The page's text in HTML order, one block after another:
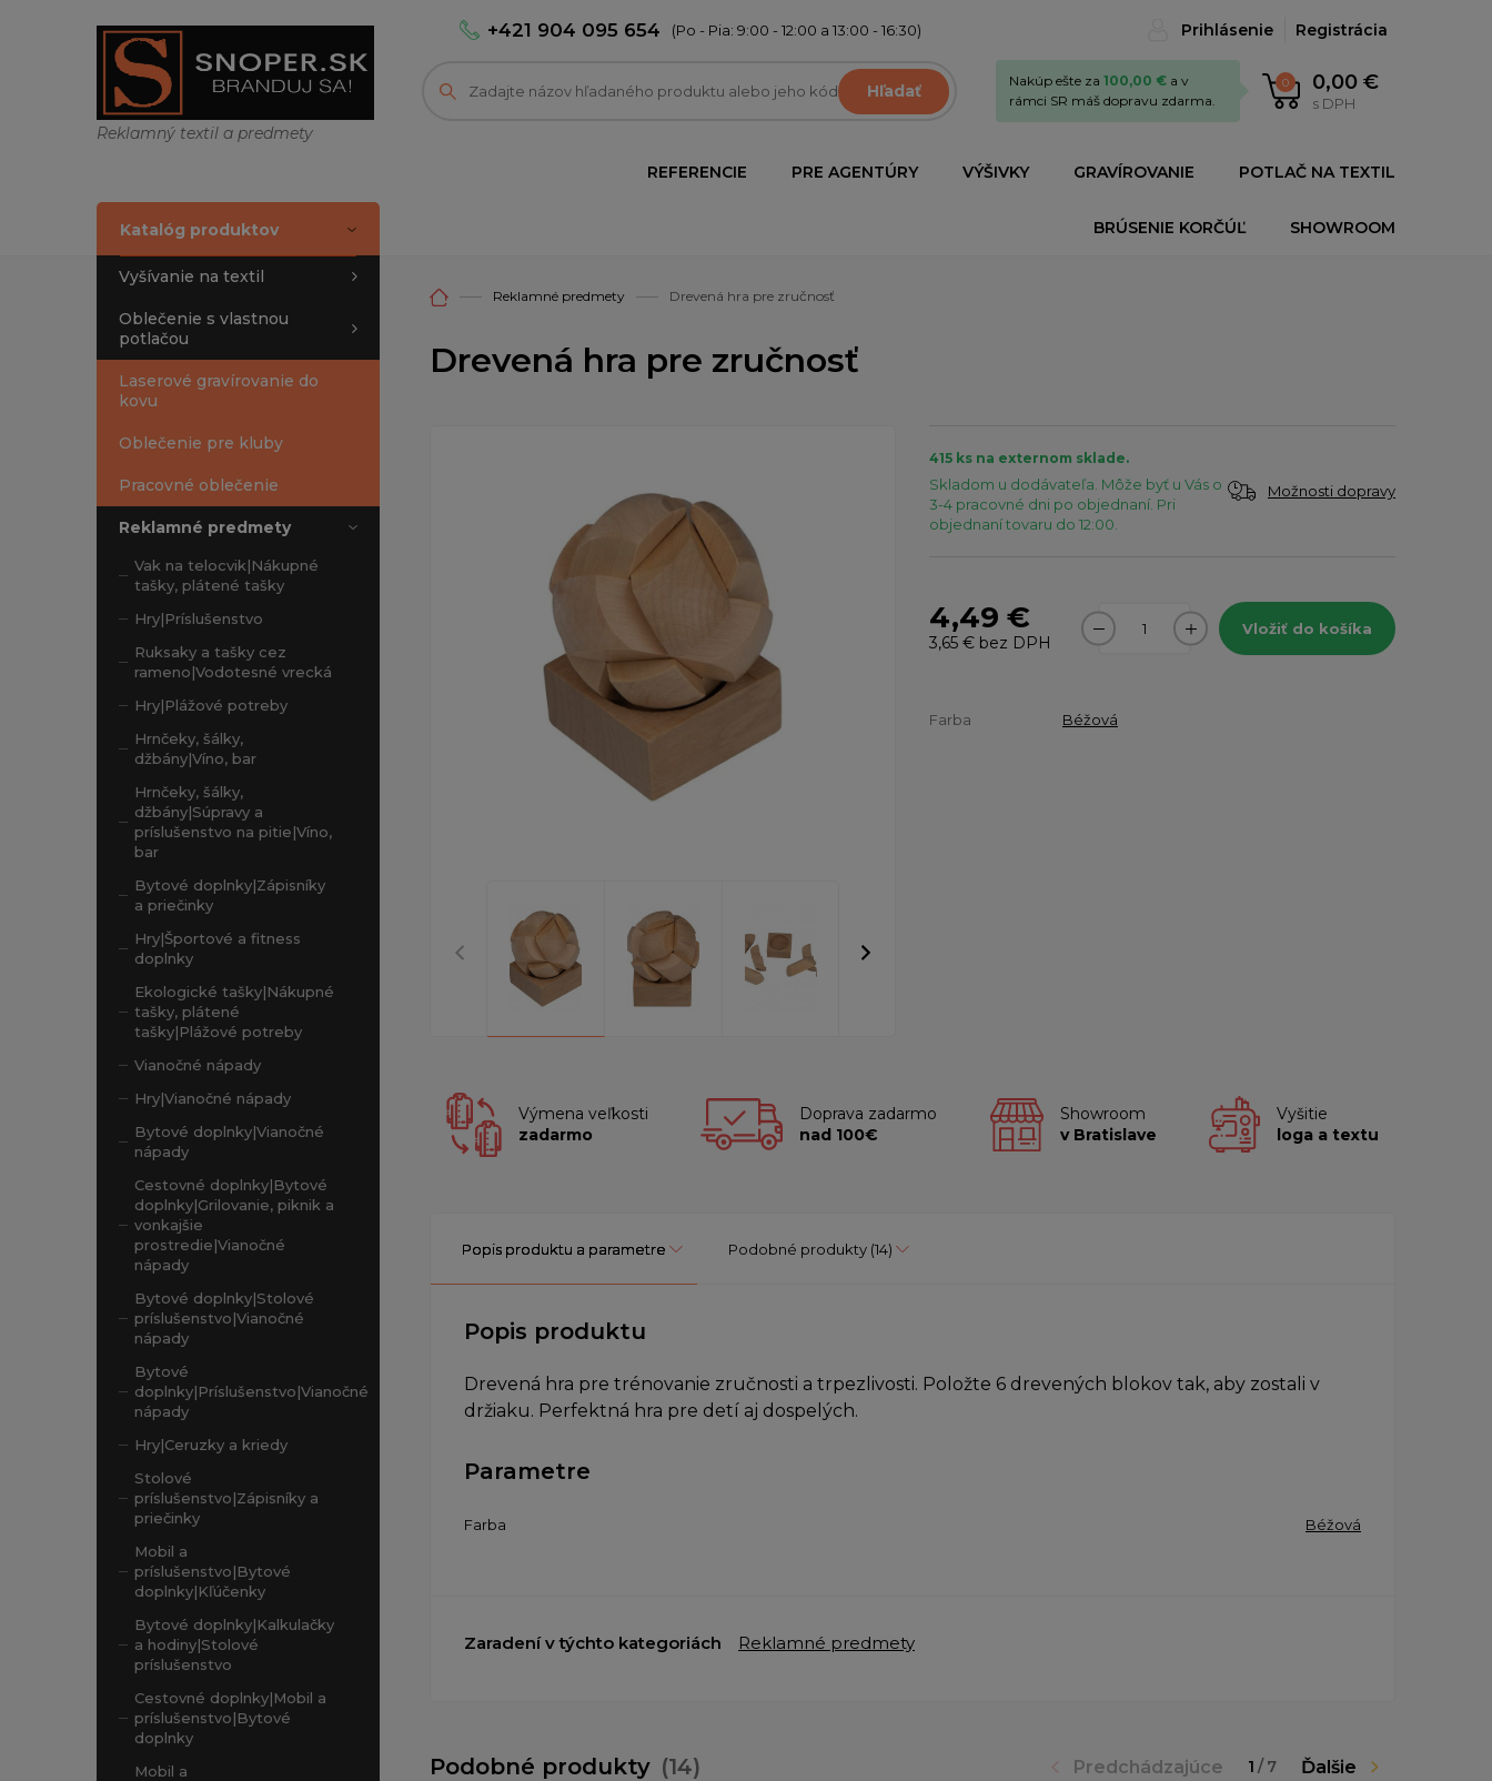
Reklamný textil a predmety
+421 904 095 654 (Po - Pia: 9:00 - 12:00 a 13:00 - 16:30) Prihlásenie Registrácia
Hľadať 0 0,00 €
s DPH
Nakúp ešte za 100,00 € a v
rámci SR máš dopravu zdarma.
REFERENCIE PRE AGENTÚRY VÝŠIVKY GRAVÍROVANIE POTLAČ NA TEXTIL
BRÚSENIE KORČÚĽ SHOWROOM
Katalóg produktov
Vyšívanie na textil
Oblečenie s vlastnou
potlačou
Laserové gravírovanie do
kovu
Oblečenie pre kluby
Pracovné oblečenie
Reklamné predmety
Vak na telocvik|Nákupné
tašky, plátené tašky
Hry|Príslušenstvo
Ruksaky a tašky cez
rameno|Vodotesné vrecká
Hry|Plážové potreby
Hrnčeky, šálky,
džbány|Víno, bar
Hrnčeky, šálky,
džbány|Súpravy a
príslušenstvo na pitie|Víno,
bar
Bytové doplnky|Zápisníky
a priečinky
Hry|Športové a fitness
doplnky
Ekologické tašky|Nákupné
tašky, plátené
tašky|Plážové potreby
Vianočné nápady
Hry|Vianočné nápady
Bytové doplnky|Vianočné
nápady
Cestovné doplnky|Bytové
doplnky|Grilovanie, piknik a
vonkajšie
prostredie|Vianočné
nápady
Bytové doplnky|Stolové
príslušenstvo|Vianočné
nápady
Bytové
doplnky|Príslušenstvo|Vianočné
nápady
Hry|Ceruzky a kriedy
Stolové
príslušenstvo|Zápisníky a
priečinky
Mobil a
príslušenstvo|Bytové
doplnky|Kľúčenky
Bytové doplnky|Kalkulačky
a hodiny|Stolové
príslušenstvo
Cestovné doplnky|Mobil a
príslušenstvo|Bytové
doplnky
Mobil a
Reklamné predmety Drevená hra pre zručnosť
Drevená hra pre zručnosť
415 ks na externom sklade.
Skladom u dodávateľa. Môže byť u Vás o
3-4 pracovné dni po objednaní. Pri
objednaní tovaru do 12:00.
Možnosti dopravy
4,49 €
3,65 € bez DPH
Vložiť do košíka
Farba Béžová
Výmena veľkosti
zadarmo
Doprava zadarmo
nad 100€
Showroom
v Bratislave
Vyšitie
loga a textu
Popis produktu a parametre Podobné produkty (14)
Popis produktu
Drevená hra pre trénovanie zručnosti a trpezlivosti. Položte 6 drevených blokov tak, aby zostali v
držiaku. Perfektná hra pre detí aj dospelých.
Parametre
Farba Béžová
Zaradení v týchto kategoriách Reklamné predmety
Podobné produkty (14) Predchádzajúce 1 / 7 Ďalšie